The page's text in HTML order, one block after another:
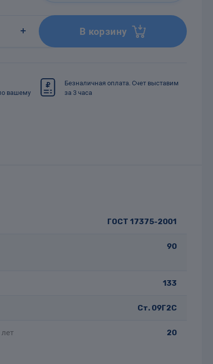
В корзину
вашему
Безналичная оплата. Счет выставим
за 3 часа
ГОСТ 17375-2001
90
133
Ст. 09Г2С
20